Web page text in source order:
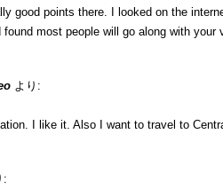
good points there. I looked on the
most people will go along with your
より:
I like it. Also I want to travel to
: